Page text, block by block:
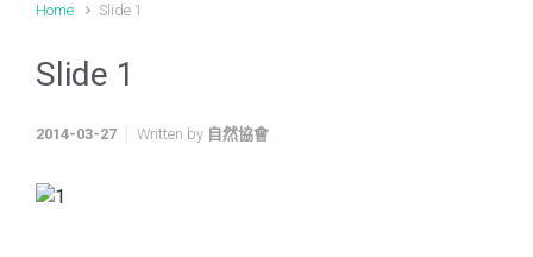
Home Slide 1
Slide 1
2014-03-27 Written by 自然協會